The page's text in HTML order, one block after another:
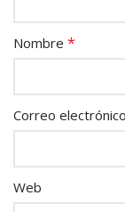
Nombre *
Correo electrónico
Web